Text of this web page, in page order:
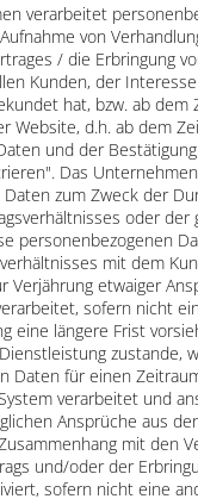
verarbeitet
von
/ die Erbringung
Kunden, der
hat, bzw. ab dem
Website, d.h. ab dem
und der
Das
zum Zweck der
oder der
personenbezogenen
mit dem
Verjährung etwaiger
sofern nicht
eine längere Frist
zustande,
Daten für einen
verarbeitet und
Ansprüche aus
mit den
und/oder der
sofern nicht eine